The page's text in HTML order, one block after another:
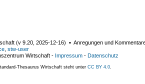
(v 9.20 2025-12-16) ▪ Anregungen und
stw-user
Wirtschaft - Impressum - Datenschutz
Thesaurus Wirtschaft steht unter CC BY 4.0